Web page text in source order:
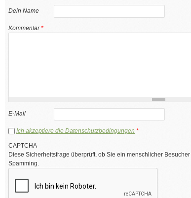
Dein Name
Kommentar*
E-Mail
Ich akzeptiere die Datenschutzbedingungen *
CAPTCHA
Diese Sicherheitsfrage überprüft, ob Sie ein menschlicher
Spamming.